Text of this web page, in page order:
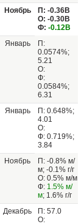
Ноябрь
П: -0.36B
О: -0.30B
Ф: -0.12B
Январь
П:
0.0574%;
5.21
О:
Ф:
0.0584%;
6.31
Январь
П: 0.648%;
4.01
О:
Ф: 0.719%;
3.84
Ноябрь
П: -0.8% м/
м; -0.1% г/г
О: 0.5% м/м
Ф: 1.5% м/
м; 1.6% г/г
Декабрь
П: 57.0
О: